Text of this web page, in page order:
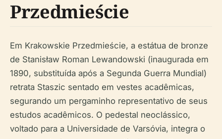
Przedmieście
Em Krakowskie Przedmieście, a estátua de bronze
de Stanisław Roman Lewandowski (inaugurada em
1890, substituída após a Segunda Guerra Mundial)
retrata Staszic sentado em vestes acadêmicas,
segurando um pergaminho representativo de seus
estudos acadêmicos. O pedestal neoclássico,
voltado para a Universidade de Varsóvia, integra o